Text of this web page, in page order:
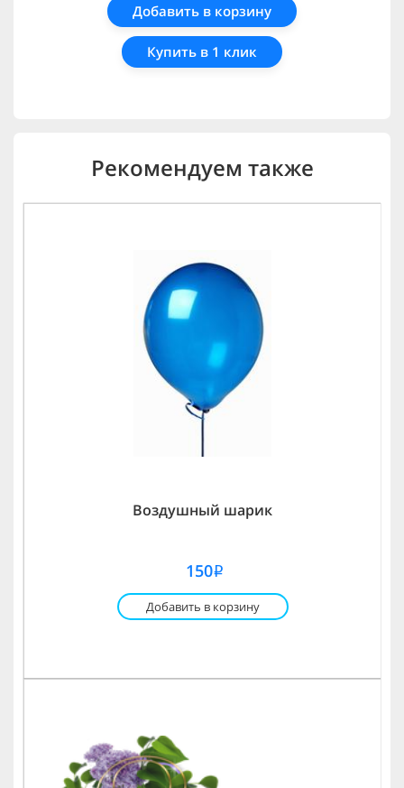
Добавить в корзину
Купить в 1 клик
Рекомендуем также
Воздушный шарик
150i
Добавить в корзину